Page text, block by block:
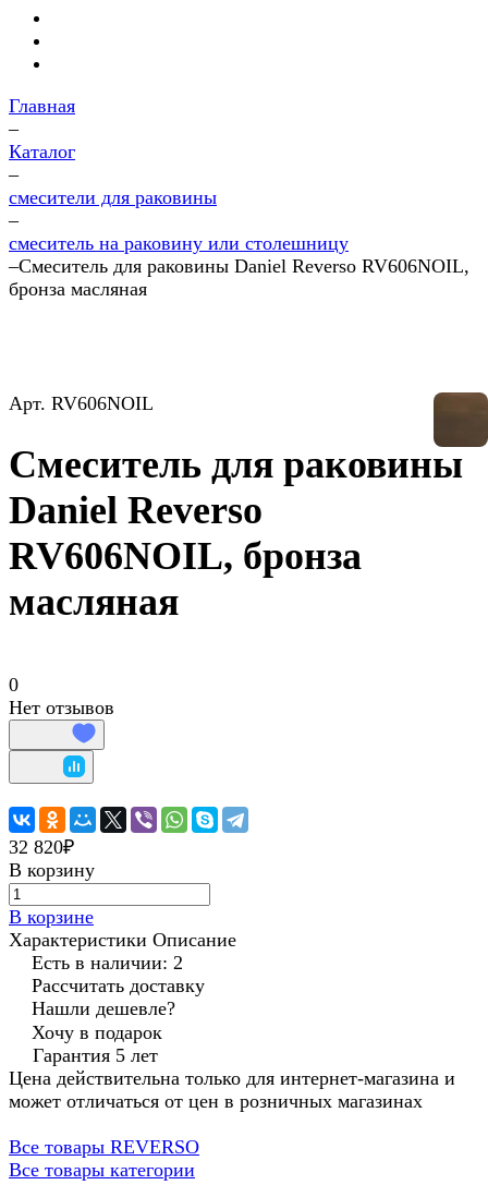
Главная
–
Каталог
–
смесители для раковины
–
смеситель на раковину или столешницу
–Смеситель для раковины Daniel Reverso RV606NOIL,
бронза масляная
Арт. RV606NOIL
Смеситель для раковины
Daniel Reverso
RV606NOIL, бронза
масляная
0
Нет отзывов
32 820₽
В корзину
В корзине
Характеристики Описание
Есть в наличии: 2
Рассчитать доставку
Нашли дешевле?
Хочу в подарок
Гарантия 5 лет
Цена действительна только для интернет-магазина и
может отличаться от цен в розничных магазинах
Все товары REVERSO
Все товары категории